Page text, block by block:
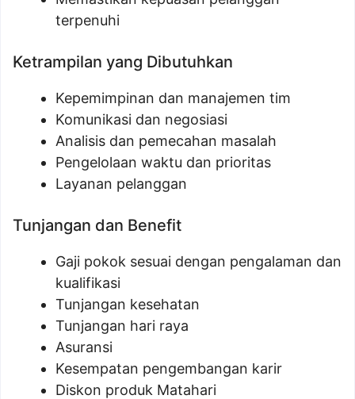
terpenuhi
Ketrampilan yang Dibutuhkan
Kepemimpinan dan manajemen tim
Komunikasi dan negosiasi
Analisis dan pemecahan masalah
Pengelolaan waktu dan prioritas
Layanan pelanggan
Tunjangan dan Benefit
Gaji pokok sesuai dengan pengalaman dan
kualifikasi
Tunjangan kesehatan
Tunjangan hari raya
Asuransi
Kesempatan pengembangan karir
Diskon produk Matahari